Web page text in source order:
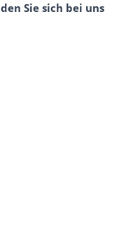
Sie sich bei uns